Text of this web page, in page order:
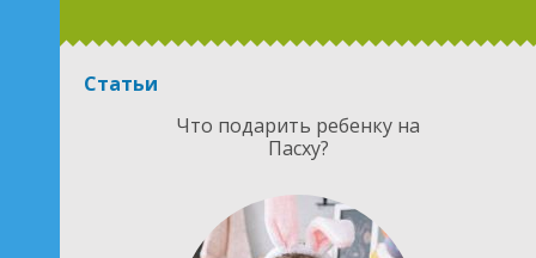
Статьи
Что подарить ребенку на
Пасху?